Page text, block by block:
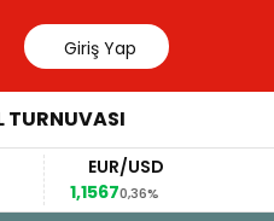
Giriş Yap
TURNUVASI
EUR/USD
1,1567
0,36%